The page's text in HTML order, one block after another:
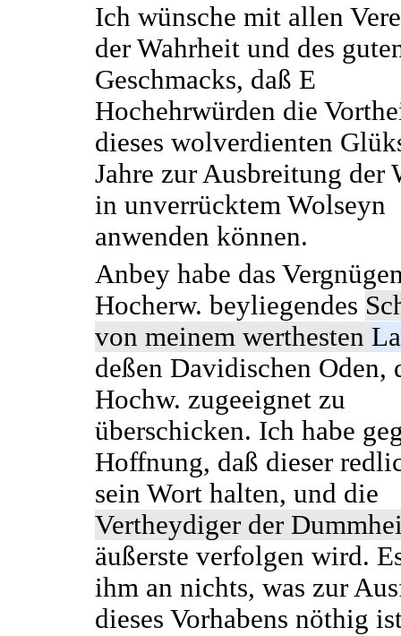
Ich wünsche mit allen
der Wahrheit und des
Geschmacks, daß E
Hochehrwürden die
dieses wolverdienten
Jahre zur Ausbreitung der
in unverrücktem Wolseyn
anwenden können.
Anbey habe das
Hocherw. beyliegendes
von meinem werthesten
deßen Davidischen Oden,
Hochw. zugeeignet zu
überschicken. Ich habe
Hoffnung, daß dieser
sein Wort halten, und die
Vertheydiger der
äußerste verfolgen wird.
ihm an nichts, was zur
dieses Vorhabens nöthig